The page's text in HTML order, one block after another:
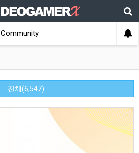
Community
전체(6,547)